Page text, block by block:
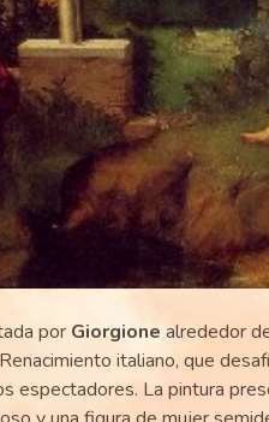
por Giorgione alrededor
italiano, que
espectadores. La pintura